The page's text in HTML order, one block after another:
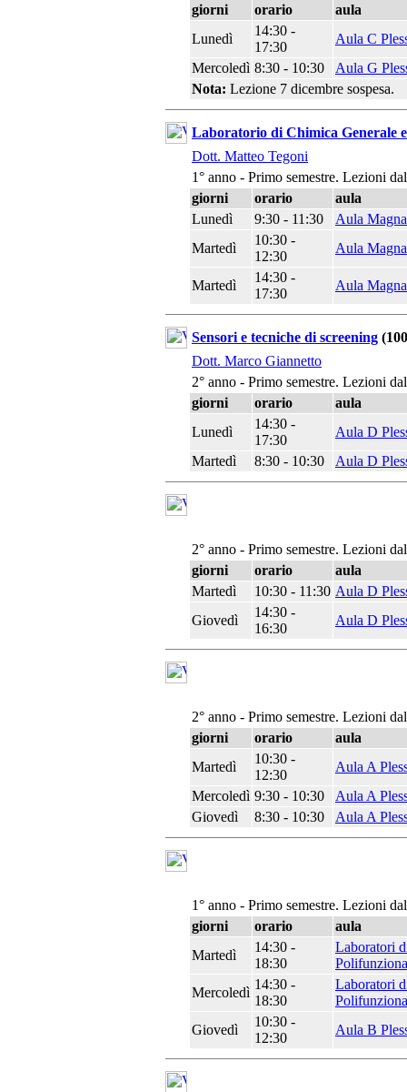
giorni
orario
aula
Lunedì
14:30 -
17:30
Aula C
Mercoledì 8:30 - 10:30
Aula G
Nota: Lezione 7 dicembre sospesa.
Laboratorio di Chimica Generale
Dott. Matteo Tegoni
1° anno - Primo semestre. Lezioni
giorni
orario
aula
Lunedì
9:30 - 11:30
Aula
Martedì
10:30 -
12:30
Aula
Martedì
14:30 -
17:30
Aula
Sensori e tecniche di screening
Dott. Marco Giannetto
2° anno - Primo semestre. Lezioni
giorni
orario
aula
Lunedì
14:30 -
17:30
Aula D
Martedì
8:30 - 10:30 Aula D
2° anno - Primo semestre. Lezioni
giorni
orario
aula
Martedì
10:30 - 11:30 Aula D
Giovedì
14:30 -
16:30
Aula D
2° anno - Primo semestre. Lezioni
giorni
orario
aula
Martedì
10:30 -
12:30
Aula A
Mercoledì 9:30 - 10:30
Aula A
Giovedì
8:30 - 10:30 Aula A
1° anno - Primo semestre. Lezioni
giorni
orario
aula
Martedì
14:30 -
18:30
Laboratori
Mercoledì
14:30 -
18:30
Laboratori
Giovedì
10:30 -
12:30
Aula B